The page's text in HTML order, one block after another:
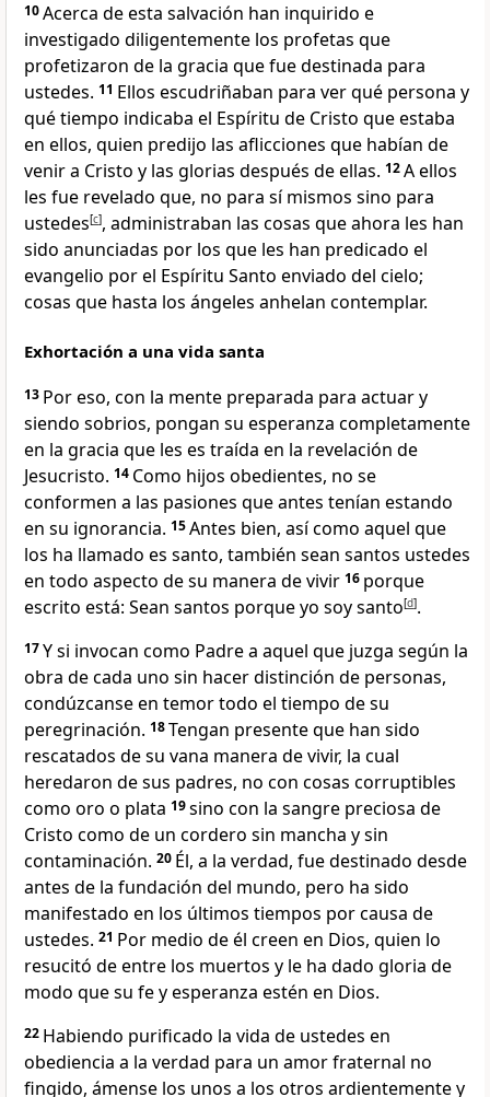
10Acerca de esta salvación han inquirido e
investigado diligentemente los profetas que
profetizaron de la gracia que fue destinada para
ustedes. 11 Ellos escudriñaban para ver qué persona y
qué tiempo indicaba el Espíritu de Cristo que estaba
en ellos, quien predijo las aflicciones que habían de
venir a Cristo y las glorias después de ellas. 12A ellos
les fue revelado que, no para sí mismos sino para
ustedes[c], administraban las cosas que ahora les han
sido anunciadas por los que les han predicado el
evangelio por el Espíritu Santo enviado del cielo;
cosas que hasta los ángeles anhelan contemplar.
Exhortación a una vida santa
13 Por eso, con la mente preparada para actuar y
siendo sobrios, pongan su esperanza completamente
en la gracia que les es traída en la revelación de
Jesucristo. 14 Como hijos obedientes, no se
conformen a las pasiones que antes tenían estando
en su ignorancia. 15Antes bien, así como aquel que
los ha llamado es santo, también sean santos ustedes
en todo aspecto de su manera de vivir 16 porque
escrito está: Sean santos porque yo soy santo[d].
17Y si invocan como Padre a aquel que juzga según la
obra de cada uno sin hacer distinción de personas,
condúzcanse en temor todo el tiempo de su
peregrinación. 18Tengan presente que han sido
rescatados de su vana manera de vivir, la cual
heredaron de sus padres, no con cosas corruptibles
como oro o plata 19sino con la sangre preciosa de
Cristo como de un cordero sin mancha y sin
contaminación. 20 Él, a la verdad, fue destinado desde
antes de la fundación del mundo, pero ha sido
manifestado en los últimos tiempos por causa de
ustedes. 21 Por medio de él creen en Dios, quien lo
resucitó de entre los muertos y le ha dado gloria de
modo que su fe y esperanza estén en Dios.
22 Habiendo purificado la vida de ustedes en
obediencia a la verdad para un amor fraternal no
fingido, ámense los unos a los otros ardientemente y